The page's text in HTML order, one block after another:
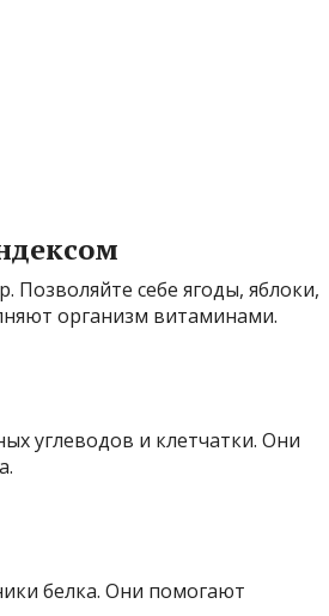
себе ягоды, яблоки,
организм витаминами.
углеводов и клетчатки. Они
белка. Они помогают